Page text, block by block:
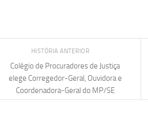
HISTÓRIA ANTERIOR
Colégio de Procuradores de Justiça
elege Corregedor-Geral, Ouvidora e
Coordenadora-Geral do MP/SE